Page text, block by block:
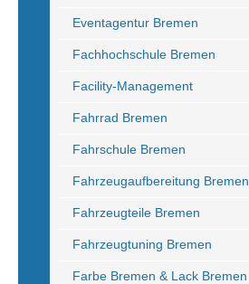
Eventagentur Bremen
Fachhochschule Bremen
Facility-Management
Fahrrad Bremen
Fahrschule Bremen
Fahrzeugaufbereitung Bremen
Fahrzeugteile Bremen
Fahrzeugtuning Bremen
Farbe Bremen & Lack Bremen